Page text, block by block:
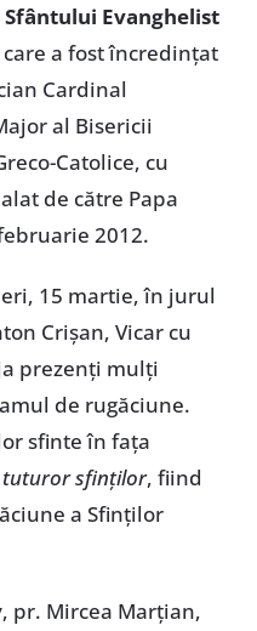
Evanghelist
a fost încredinţat
Cardinal
al Bisericii
Catolice, cu
de către Papa
2012.
15 martie, în jurul
Crişan, Vicar cu
prezenţi mulţi
de rugăciune.
sfinte în faţa
sfinţilor, fiind
a Sfinţilor
pr. Mircea Marţian,